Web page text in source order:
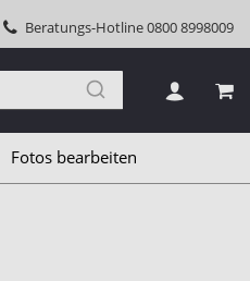
Beratungs-Hotline0800 8998009
Fotos bearbeiten